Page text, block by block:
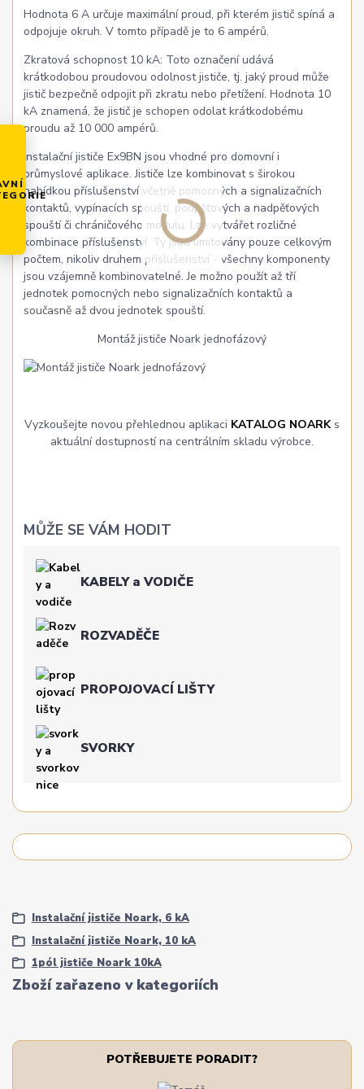
Hodnota 6 A určuje maximální proud, při kterém jistič spíná a
odpojuje okruh. V tomto případě je to 6 ampérů.
Zkratová schopnost 10 kA: Toto označení udává
krátkodobou proudovou odolnost jističe, tj. jaký proud může
jistič bezpečně odpojit při zkratu nebo přetížení. Hodnota 10
kA znamená, že jistič je schopen odolat krátkodobému
proudu až 10 000 ampérů.
Instalační jističe Ex9BN jsou vhodné pro domovní i
průmyslové aplikace. Jističe lze kombinovat s širokou
nabídkou příslušenství včetně pomocných a signalizačních
kontaktů, vypínacích spouští, podpěťových a nadpěťových
spouští či chráničového modulu. Lze vytvářet rozličné
kombinace příslušenství. Ty jsou limitovány pouze celkovým
počtem, nikoliv druhem příslušenství - všechny komponenty
jsou vzájemně kombinovatelné. Je možno použít až tří
jednotek pomocných nebo signalizačních kontaktů a
současně až dvou jednotek spouští.
Montáž jističe Noark jednofázový
Vyzkoušejte novou přehlednou aplikaci KATALOG NOARKs
aktuální dostupností na centrálním skladu výrobce.
MŮŽE SE VÁM HODIT
KABELY a VODIČE
ROZVADĚČE
PROPOJOVACÍ LIŠTY
SVORKY
Zboží zařazeno v kategoriích
Instalační jističe Noark, 6 kA
Instalační jističe Noark, 10 kA
1pól jističe Noark 10kA
POTŘEBUJETE PORADIT?